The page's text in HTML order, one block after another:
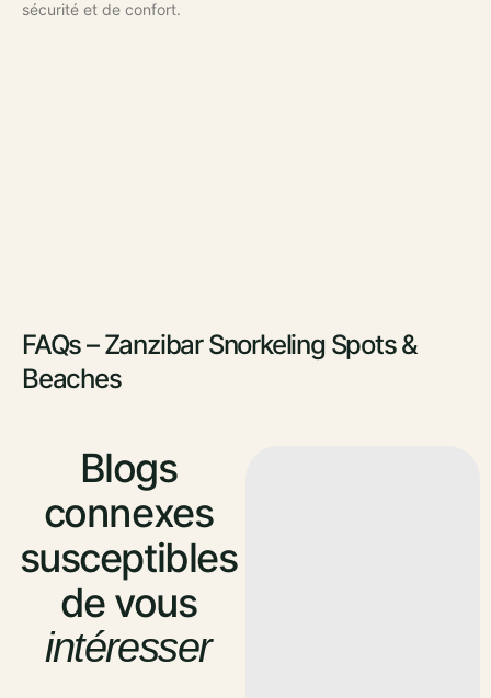
sécurité et de confort.
FAQs – Zanzibar Snorkeling Spots &
Beaches
Blogs
connexes
susceptibles
de vous
intéresser